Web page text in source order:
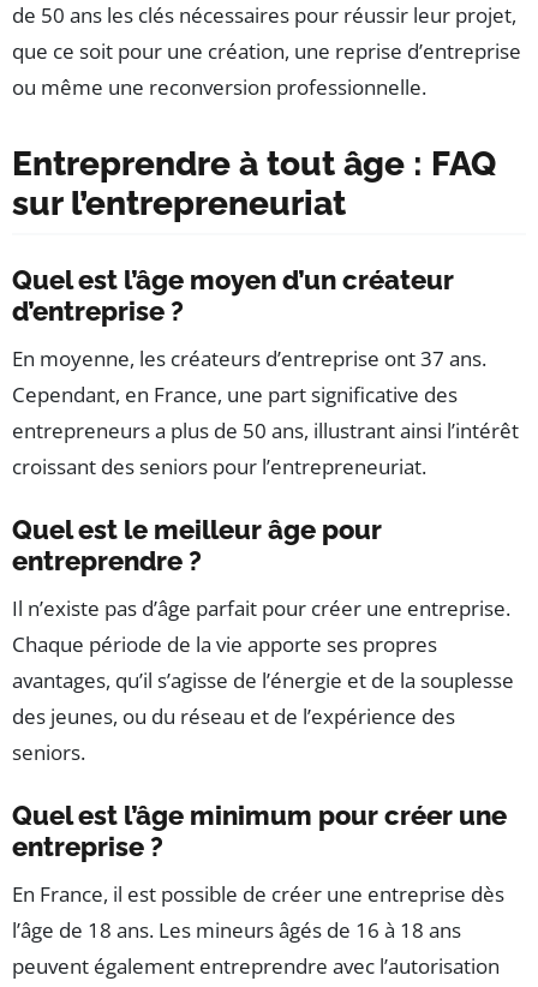
de 50 ans les clés nécessaires pour réussir leur projet,
que ce soit pour une création, une reprise d’entreprise
ou même une reconversion professionnelle.
Entreprendre à tout âge : FAQ
sur l’entrepreneuriat
Quel est l’âge moyen d’un créateur
d’entreprise ?
En moyenne, les créateurs d’entreprise ont 37 ans.
Cependant, en France, une part significative des
entrepreneurs a plus de 50 ans, illustrant ainsi l’intérêt
croissant des seniors pour l’entrepreneuriat.
Quel est le meilleur âge pour
entreprendre ?
Il n’existe pas d’âge parfait pour créer une entreprise.
Chaque période de la vie apporte ses propres
avantages, qu’il s’agisse de l’énergie et de la souplesse
des jeunes, ou du réseau et de l’expérience des
seniors.
Quel est l’âge minimum pour créer une
entreprise ?
En France, il est possible de créer une entreprise dès
l’âge de 18 ans. Les mineurs âgés de 16 à 18 ans
peuvent également entreprendre avec l’autorisation